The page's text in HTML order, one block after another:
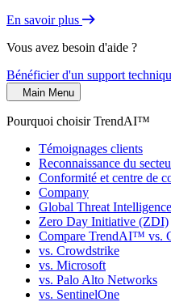
En savoir plus
Vous avez besoin d'aide ?
Bénéficier d'un support
Main Menu
Pourquoi choisir TrendAI™
Témoignages clients
Reconnaissance du
Conformité et centre de
Company
Global Threat Intelligence
Zero Day Initiative (ZDI)
Compare TrendAI™ vs.
vs. Crowdstrike
vs. Microsoft
vs. Palo Alto Networks
vs. SentinelOne